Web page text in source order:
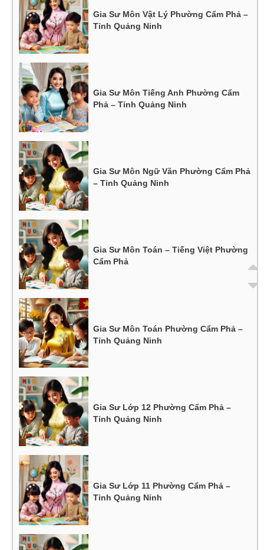
Gia Sư Môn Vật Lý Phường Cẩm Phả –
Tỉnh Quảng Ninh
Gia Sư Môn Tiếng Anh Phường Cẩm
Phả – Tỉnh Quảng Ninh
Gia Sư Môn Ngữ Văn Phường Cẩm Phả
– Tỉnh Quảng Ninh
Gia Sư Môn Toán – Tiếng Việt Phường
Cẩm Phả
Gia Sư Môn Toán Phường Cẩm Phả –
Tỉnh Quảng Ninh
Gia Sư Lớp 12 Phường Cẩm Phả –
Tỉnh Quảng Ninh
Gia Sư Lớp 11 Phường Cẩm Phả –
Tỉnh Quảng Ninh